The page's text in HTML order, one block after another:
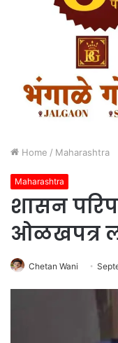
Home / Maharashtra
Maharashtra
शासन
ओळखपत्र
Chetan Wani